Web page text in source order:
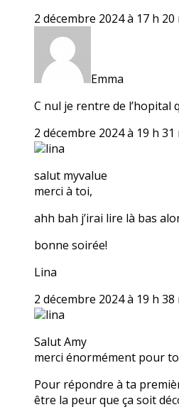
2 décembre 2024 à 17 h 20
Emma
C nul je rentre de l’hopital
2 décembre 2024 à 19 h 31
lina
salut myvalue
merci à toi,
ahh bah j’irai lire là bas
bonne soirée!
Lina
2 décembre 2024 à 19 h 38
lina
Salut Amy
merci énormément pour
Pour répondre à ta
être la peur que ça soit